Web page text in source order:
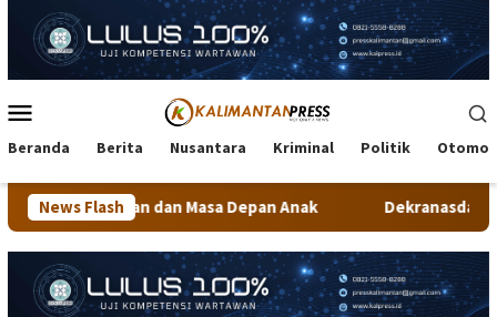
konten
Mobile
Beranda Berita Nusantara Kriminal Politik
News Flash
Depan Anak Dekranasda Tarakan Matangkan